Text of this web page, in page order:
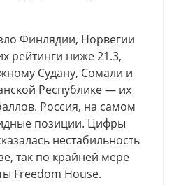
Финлядии, Норвегии
рейтинги ниже 21.3,
Судану, Сомали и
Республике — их
Россия, на самом
позиции. Цифры
нестабильность
так по крайней мере
Freedom House.